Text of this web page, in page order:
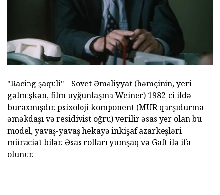
"Racing şaquli" - Sovet Əməliyyat (həmçinin, yeri
gəlmişkən, film uyğunlaşma Weiner) 1982-ci ildə
buraxmışdır. psixoloji komponent (MUR qarşıdurma
əməkdaşı və residivist oğru) verilir əsas yer olan bu
model, yavaş-yavaş hekayə inkişaf azarkeşləri
müraciət bilər. Əsas rolları yumşaq və Gaft ilə ifa
olunur.